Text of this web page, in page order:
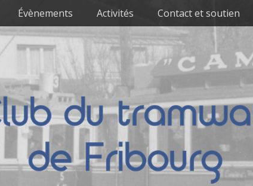
Évènements Activités Contact et soutien